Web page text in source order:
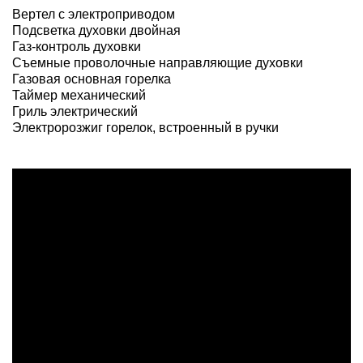
Вертел с электроприводом
Подсветка духовки двойная
Газ-контроль духовки
Съемные проволочные направляющие духовки
Газовая основная горелка
Таймер механический
Гриль электрический
Электророзжиг горелок, встроенный в ручки